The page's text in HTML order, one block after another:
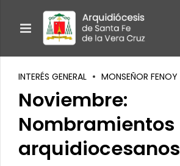
INTERÉS GENERAL MONSEÑOR FENOY
Noviembre:
Nombramientos
arquidiocesanos